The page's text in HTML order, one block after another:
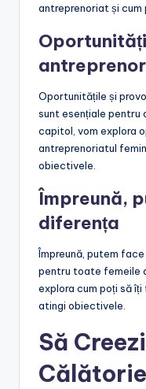
antreprenoriat și cum
Oportunitățile și
sunt esențiale pentru
capitol, vom explora
antreprenoriatul
obiectivele.
Împreună,
diferența
Împreună, putem
pentru toate femeile
explora cum poți să
atingi obiectivele.
Să